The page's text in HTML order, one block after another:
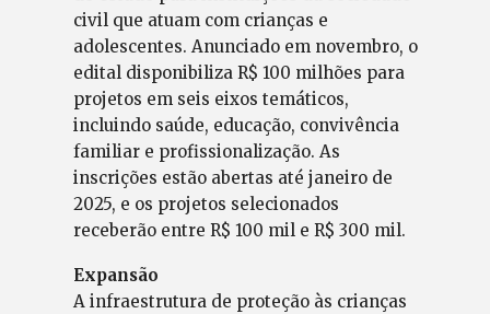
civil que atuam com crianças e
adolescentes. Anunciado em novembro, o
edital disponibiliza R$ 100 milhões para
projetos em seis eixos temáticos,
incluindo saúde, educação, convivência
familiar e profissionalização. As
inscrições estão abertas até janeiro de
2025, e os projetos selecionados
receberão entre R$ 100 mil e R$ 300 mil.
Expansão
A infraestrutura de proteção às crianças